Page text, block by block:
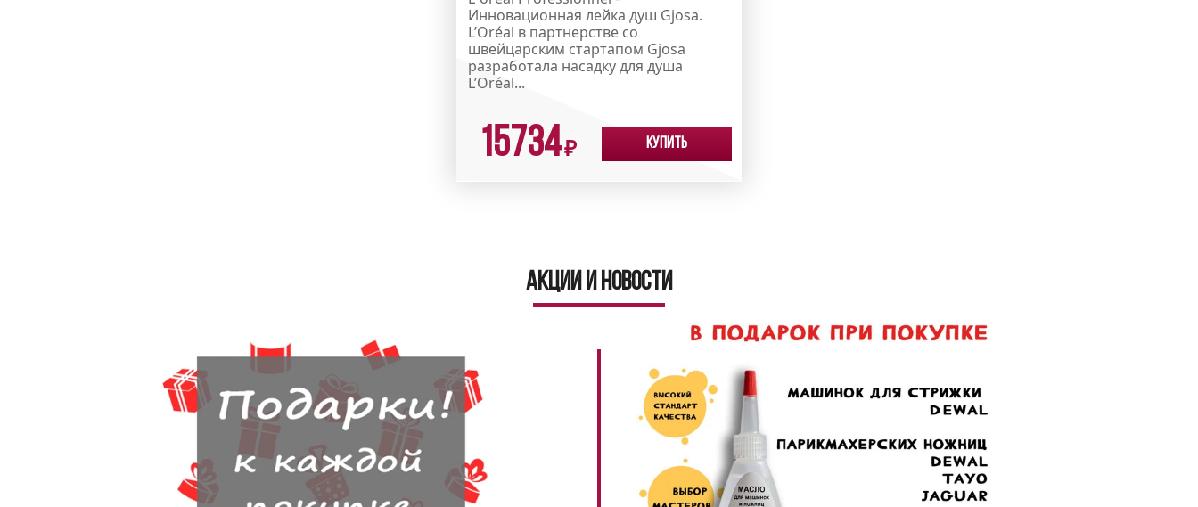
Инновационная лейка душ Gjosa.
L’Oréal в партнерстве со
швейцарским стартапом Gjosa
разработала насадку для душа
L’Oréal...
15734₽ Купить
Акции и новости